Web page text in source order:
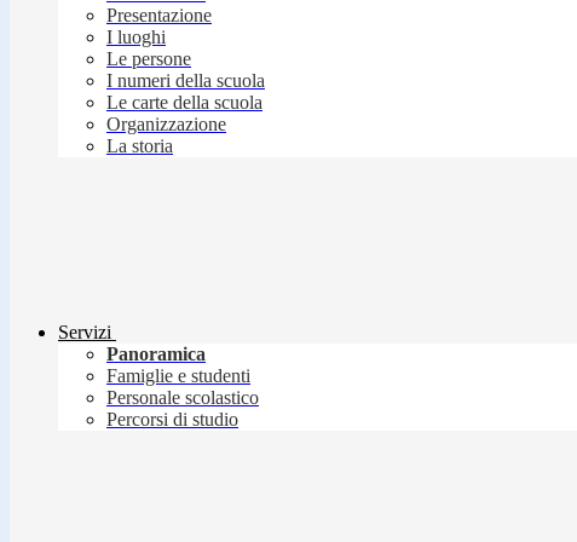
Presentazione
I luoghi
Le persone
I numeri della scuola
Le carte della scuola
Organizzazione
La storia
Servizi
Panoramica
Famiglie e studenti
Personale scolastico
Percorsi di studio